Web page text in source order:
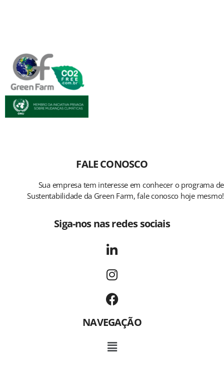
FALE CONOSCO
Sua empresa tem interesse em conhecer o programa de
Sustentabilidade da Green Farm, fale conosco hoje mesmo!
Siga-nos nas redes sociais
NAVEGAÇÃO